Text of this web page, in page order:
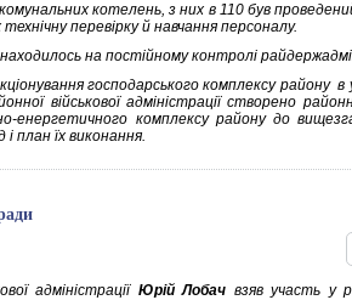
котелень, з них в 110 був
перевірку й навчання персоналу.
на постійному контролі
господарського комплексу району в
військової адміністрації створено
енергетичного комплексу району до
план їх виконання.
адміністрації Юрій Лобач взяв участь у